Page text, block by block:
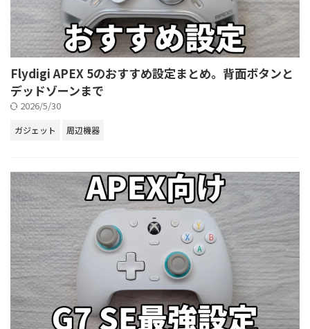
Flydigi APEX 5のおすすめ設定まとめ。背面ボタンと
デッドゾーンまで
2026/5/30
ガジェット 周辺機器